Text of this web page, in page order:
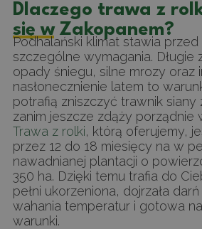
Dlaczego trawa z
się w Zakopanem?
Podhalański klimat stawia przed
szczególne wymagania. Długie
opady śniegu, silne mrozy oraz
nasłonecznienie latem to
potrafią zniszczyć trawnik siany
zanim jeszcze zdąży porządnie
Trawa z rolki, którą oferujemy,
przez 12 do 18 miesięcy na w
nawadnianej plantacji o
350 ha. Dzięki temu trafia do
pełni ukorzeniona, dojrzała
wahania temperatur i gotowa
warunki.